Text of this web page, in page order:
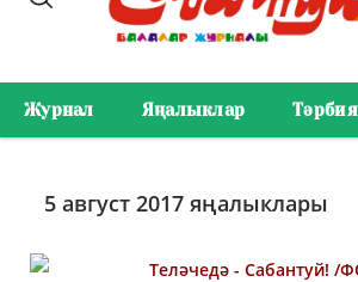
Журнал Яңалыклар Тәрбия
5 август 2017 яңалыклары
Теләчедә - Сабантуй!